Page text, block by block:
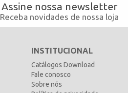
Assine nossa newsletter
Receba novidades de nossa loja
INSTITUCIONAL
Catálogos Download
Fale conosco
Sobre nós